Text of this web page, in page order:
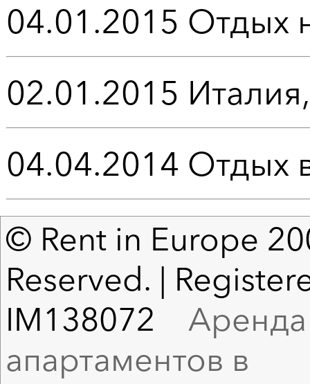
04.01.2015 Отдых
02.01.2015
04.04.2014 Отдых
© Rent in Europe
Reserved. |
IM138072 Аренда
апартаментов в